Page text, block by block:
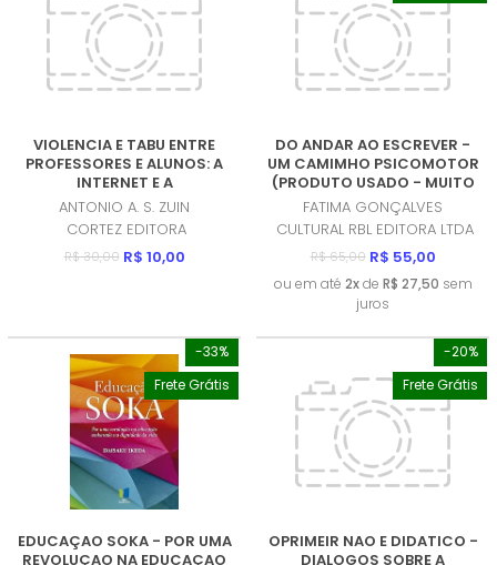
VIOLENCIA E TABU ENTRE
PROFESSORES E ALUNOS: A
INTERNET E A
RECONFIGURAÇAO DO ELO
PEDAGOGICO (PRODUTO
NOVO)
ANTONIO A. S. ZUIN
CORTEZ EDITORA
R$ 30,00 R$ 10,00
DO ANDAR AO ESCREVER -
UM CAMIMHO PSICOMOTOR
(PRODUTO USADO - MUITO
BOM)
FATIMA GONÇALVES
CULTURAL RBL EDITORA LTDA
R$ 65,00 R$ 55,00
ou em até 2xde R$ 27,50 sem
juros
-33%
Frete Grátis
EDUCAÇAO SOKA - POR UMA
REVOLUÇAO NA EDUCAÇAO
-20%
Frete Grátis
OPRIMEIR NAO E DIDATICO -
DIALOGOS SOBRE A